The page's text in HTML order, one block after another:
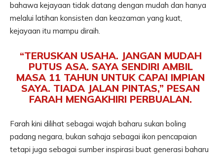
bahawa kejayaan tidak datang dengan mudah dan hanya
melalui latihan konsisten dan keazaman yang kuat,
kejayaan itu mampu diraih.
“TERUSKAN USAHA. JANGAN MUDAH
PUTUS ASA. SAYA SENDIRI AMBIL
MASA 11 TAHUN UNTUK CAPAI IMPIAN
SAYA. TIADA JALAN PINTAS,” PESAN
FARAH MENGAKHIRI PERBUALAN.
Farah kini dilihat sebagai wajah baharu sukan boling
padang negara, bukan sahaja sebagai ikon pencapaian
tetapi juga sebagai sumber inspirasi buat generasi baharu